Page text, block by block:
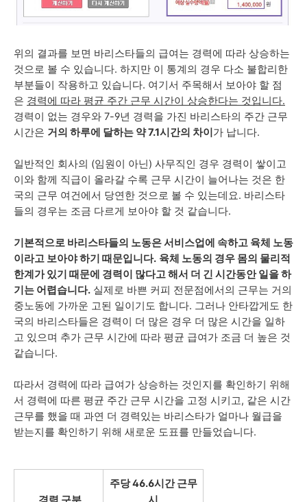
위의 결과를 보면 바리스타들의 급여는 경력에 따라 상승하는
것으로 볼 수 있습니다. 하지만 이 통계의 경우 다소 불합리한
부분들이 작용하고 있습니다. 여기서 주목해서 보아야 할 점
은 경력에 따라 평균 주간 근무 시간이 상승한다는 것입니다.
경력이 없는 경우와 7-9년 경력을 가진 바리스타의 주간 근무
시간은 거의 하루에 달하는 약 7.1시간의 차이 가 납니다.
일반적인 회사의 (임원이 아닌) 사무직인 경우 경력이 쌓이고
이와 함께 직급이 올라갈 수록 근무 시간이 늘어나는 것은 한
국의 근무 여건에서 당연한 것으로 볼 수 있는데요. 바리스타
들의 경우는 조금 다르게 보아야 할 것 같습니다.
기본적으로 바리스타들의 노동은 서비스업에 속하고 육체 노동
이라고 보아야 하기 때문입니다. 육체 노동의 경우 몸의 물리적
한계가 있기 때문에 경력이 많다고 해서 더 긴 시간동안 일을 하
기는 어렵습니다. 실제로 바쁜 커피 전문점에서의 근무는 거의
중노동에 가까운 고된 일이기도 합니다. 그러나 안타깝게도 한
국의 바리스타들은 경력이 더 많은 경우 더 많은 시간을 일하
고 있으며 추가 근무 시간에 따라 평균 급여가 조금 더 높은 것
같습니다.
따라서 경력에 따라 급여가 상승하는 것인지를 확인하기 위해
서 경력에 따른 평균 주간 근무 시간을 고정 시키고, 같은 시간
근무를 했을 때 과연 더 경력있는 바리스타가 얼마나 월급을
받는지를 확인하기 위해 새로운 도표를 만들었습니다.
주당46.6시간 근무